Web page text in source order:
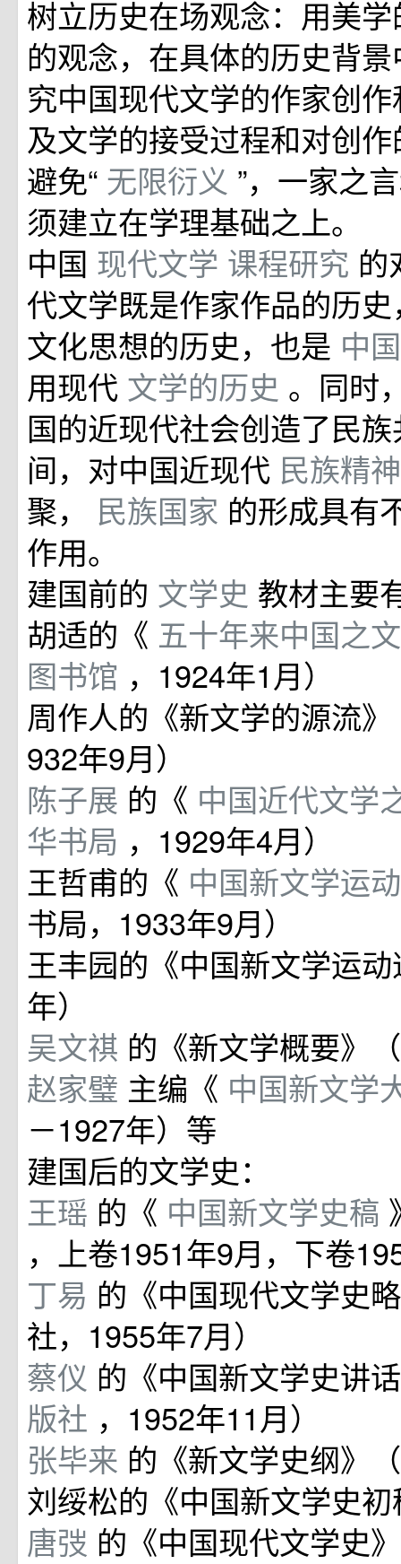
树立历史在场观念：用美
的观念，在具体的历史背
究中国现代文学的作家创
及文学的接受过程和对创
避免“ 无限衍义 ”，一家之
须建立在学理基础之上。
中国 现代文学 课程研究 的
代文学既是作家作品的历
文化思想的历史，也是 中
用现代 文学的历史 。同时
国的近现代社会创造了民
间，对中国近现代 民族精
聚， 民族国家 的形成具有
作用。
建国前的 文学史 教材主要
胡适的《 五十年来中国之
图书馆 ，1924年1月）
周作人的《新文学的源流
932年9月）
陈子展 的《 中国近代文学
华书局 ，1929年4月）
王哲甫的《 中国新文学运
书局，1933年9月）
王丰园的《中国新文学运
年）
吴文祺 的《新文学概要》
赵家璧 主编《 中国新文学
－1927年）等
建国后的文学史：
王瑶 的《 中国新文学史稿
，上卷1951年9月，下卷
丁易 的《中国现代文学史
社，1955年7月）
蔡仪 的《中国新文学史讲
版社 ，1952年11月）
张毕来 的《新文学史纲》
刘绥松的《中国新文学史
唐弢 的《中国现代文学史》